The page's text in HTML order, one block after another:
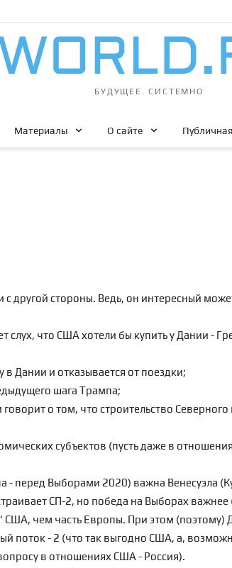
БУДУЩЕЕ. СИСТЕМНО
Материалы О сайте
другой стороны. Ведь, он интересный
слух, что США хотели бы купить у Дании -
Дании и отказывается от поездки;
шага Трампа;
о том, что строительство Северного
субъектов (пусть даже в
- перед Выборами 2020) важна Венесуэла
СП-2, но победа на Выборах
США, чем часть Европы. При этом (поэтому)
поток - 2 (что так выгодно США, а,
в отношениях США - Россия).